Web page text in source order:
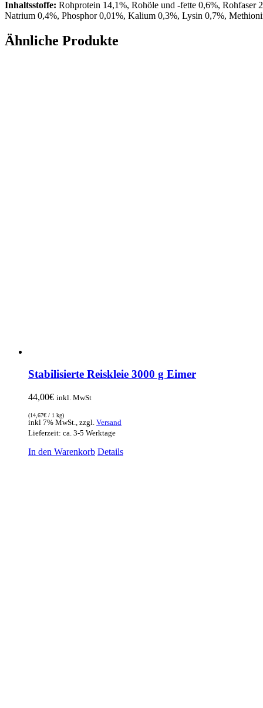
Inhaltsstoffe: Rohprotein 14,1%, Rohöle und -fette 0,6%, Rohfaser
Natrium 0,4%, Phosphor 0,01%, Kalium 0,3%, Lysin 0,7%,
Ähnliche Produkte
Stabilisierte Reiskleie 3000 g Eimer
44,00€ inkl. MwSt
(14,67€ / 1 kg)
inkl 7% MwSt., zzgl. Versand
Lieferzeit: ca. 3-5 Werktage
In den Warenkorb Details